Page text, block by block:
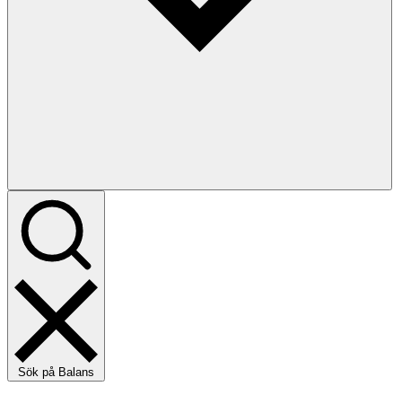
Sök på Balans